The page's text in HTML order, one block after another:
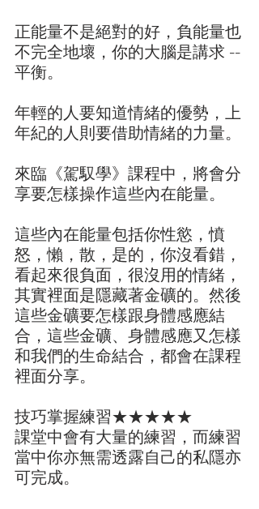
正能量不是絕對的好，負能量也
不完全地壞，你的大腦是講求 --
平衡。
年輕的人要知道情緒的優勢，上
年紀的人則要借助情緒的力量。
來臨《駕馭學》課程中，將會分
享要怎樣操作這些內在能量。
這些內在能量包括你性慾，憤
怒，懶，散，是的，你沒看錯，
看起來很負面，很沒用的情緒，
其實裡面是隱藏著金礦的。然後
這些金礦要怎樣跟身體感應結
合，這些金礦、身體感應又怎樣
和我們的生命結合，都會在課程
裡面分享。
技巧掌握練習★★★★★
課堂中會有大量的練習，而練習
當中你亦無需透露自己的私隱亦
可完成。